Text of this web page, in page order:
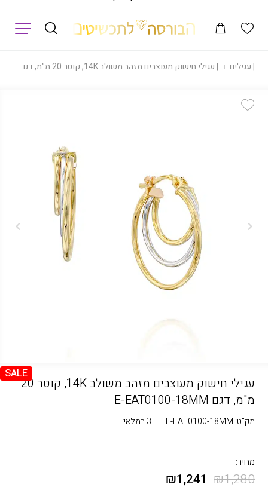
|עגילים |עגילי חישוק מעוצבים מזהב משולב 14K, קוטר 20 מ"מ, דגם E-EAT0100-18MM
SALE
עגילי חישוק מעוצבים מזהב משולב 14K, קוטר 20
מ"מ, דגם E-EAT0100-18MM
מק"ט: E-EAT0100-18MM
| 3 במלאי
מחיר:
₪1,280
₪1,241